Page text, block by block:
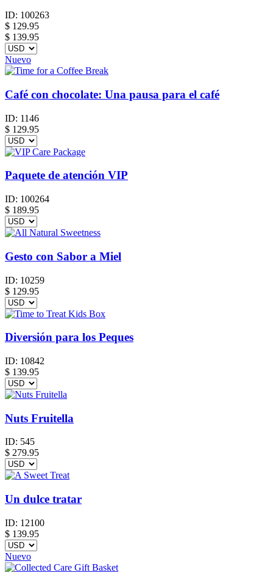
ID: 100263
$ 129.95
$ 139.95
Nuevo
Café con chocolate: Una pausa para el café
ID: 1146
$ 129.95
Paquete de atención VIP
ID: 100264
$ 189.95
Gesto con Sabor a Miel
ID: 10259
$ 129.95
Diversión para los Peques
ID: 10842
$ 139.95
Nuts Fruitella
ID: 545
$ 279.95
Un dulce tratar
ID: 12100
$ 139.95
Nuevo